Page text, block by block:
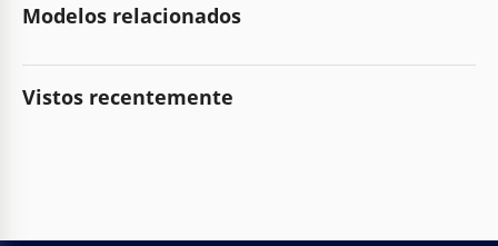
Modelos relacionados
Vistos recentemente